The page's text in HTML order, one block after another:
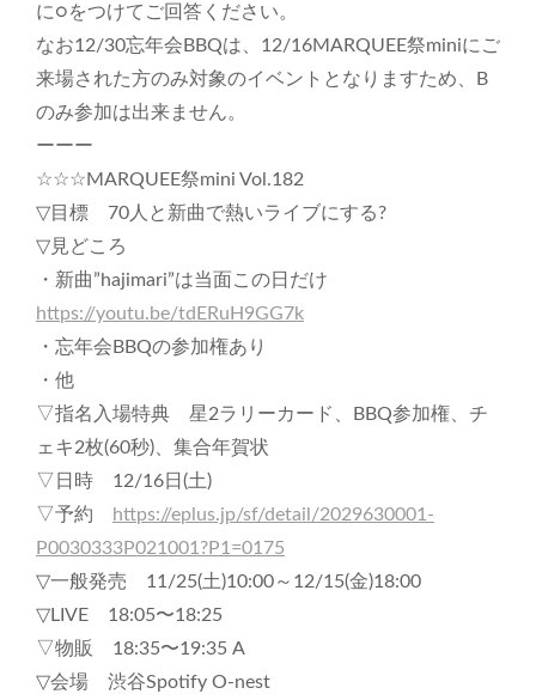
に○をつけてご回答ください。
なお12/30忘年会BBQは、12/16MARQUEE祭miniにご
来場された方のみ対象のイベントとなりますため、B
のみ参加は出来ません。
ーーー
☆☆☆MARQUEE祭mini Vol.182
▽目標 70人と新曲で熱いライブにする?
▽見どころ
・新曲”hajimari”は当面この日だけ
https://youtu.be/tdERuH9GG7k
・忘年会BBQの参加権あり
・他
▽指名入場特典 星2ラリーカード、BBQ参加権、チ
ェキ2枚(60秒)、集合年賀状
▽日時 12/16日(土)
▽予約
https://eplus.jp/sf/detail/2029630001-
P0030333P021001?P1=0175
▽一般発売 11/25(土)10:00～12/15(金)18:00
▽LIVE 18:05〜18:25
▽物販 18:35〜19:35 A
▽会場 渋谷Spotify O-nest